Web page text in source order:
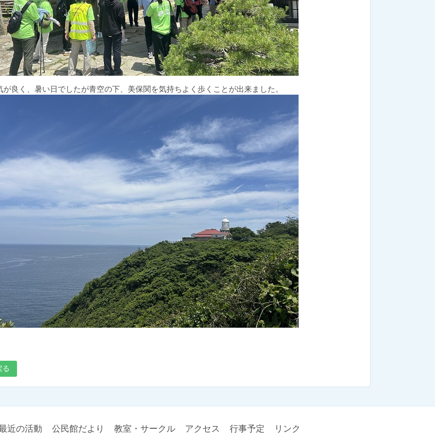
が良く、暑い日でしたが青空の下、美保関を気持ちよく歩くことが出来ました。
る
近の活動 公民館だより 教室・サークル アクセス 行事予定 リンク